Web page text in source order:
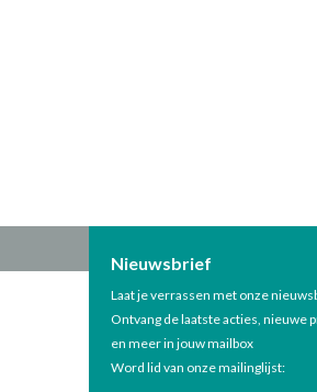
Nieuwsbrief
Laat je verrassen met onze
Ontvang de laatste acties, nieuwe
en meer in jouw mailbox
Word lid van onze mailinglijst: